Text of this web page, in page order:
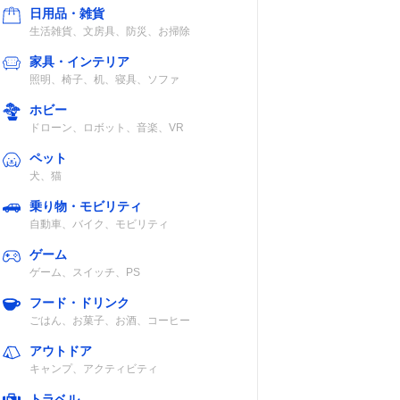
日用品・雑貨
生活雑貨、文房具、防災、お掃除
家具・インテリア
照明、椅子、机、寝具、ソファ
ホビー
ドローン、ロボット、音楽、VR
ペット
犬、猫
乗り物・モビリティ
自動車、バイク、モビリティ
ゲーム
ゲーム、スイッチ、PS
フード・ドリンク
ごはん、お菓子、お酒、コーヒー
アウトドア
キャンプ、アクティビティ